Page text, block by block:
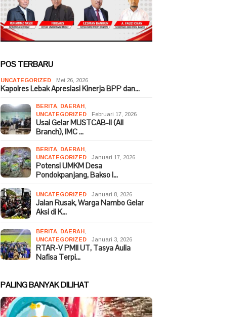
POS TERBARU
UNCATEGORIZED Mei 26, 2026
Kapolres Lebak Apresiasi Kinerja BPP dan…
BERITA DAERAH
UNCATEGORIZED
Februari 17, 2026
Usai Gelar MUSTCAB-II (All
Branch), IMC …
BERITA DAERAH
UNCATEGORIZED
Januari 17, 2026
Potensi UMKM Desa
Pondokpanjang, Bakso I…
UNCATEGORIZED Januari 8, 2026
Jalan Rusak, Warga Nambo Gelar
Aksi di K…
BERITA DAERAH
UNCATEGORIZED
Januari 3, 2026
RTAR-V PMII UT, Tasya Aulia
Nafisa Terpi…
PALING BANYAK DILIHAT